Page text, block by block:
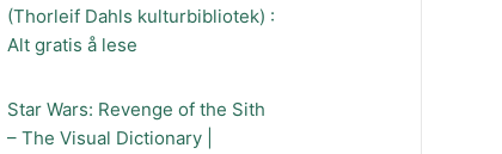
(Thorleif Dahls kulturbibliotek) :
Alt gratis å lese
Star Wars: Revenge of the Sith
– The Visual Dictionary |